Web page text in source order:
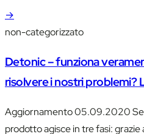
→
non-categorizzato
Detonic – funziona
risolvere i nostri problemi?
Aggiornamento 05.09.2020
prodotto agisce in tre fasi: grazie